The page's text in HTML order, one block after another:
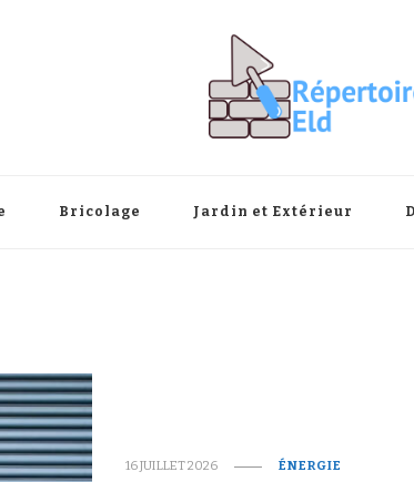
Bricolage Jardin et Extérieur
16 JUILLET 2026 ÉNERGIE